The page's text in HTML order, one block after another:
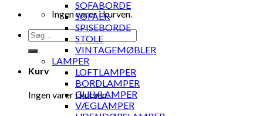
Ingen varer i kurven.
Søg
efter:
Kurv
Ingen varer i kurven.
SOFABORDE
SOFAER
SPISEBORDE
STOLE
VINTAGEMØBLER
LAMPER
LOFTLAMPER
BORDLAMPER
GULVLAMPER
VÆGLAMPER